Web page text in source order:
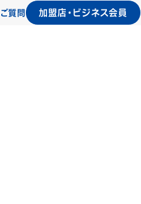
質問 加盟店・ビジネス会員